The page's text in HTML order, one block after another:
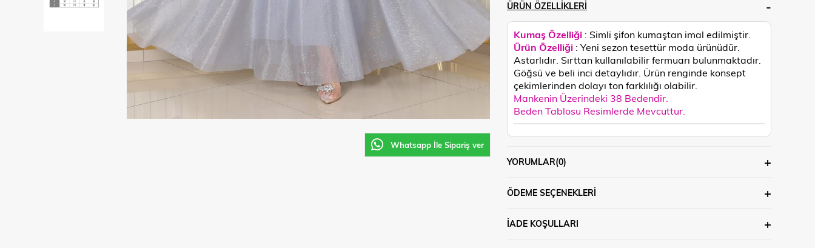
Whatsapp İle Sipariş ver
ÜRÜN ÖZELLIKLERI
Kumaş Özelliği : Simli şifon kumaştan imal edilmiştir.
Ürün Özelliği : Yeni sezon tesettür moda ürünüdür.
Astarlıdır. Sırttan kullanılabilir fermuarı bulunmaktadır.
Göğsü ve beli inci detaylıdır. Ürün renginde konsept
çekimlerinden dolayı ton farklılığı olabilir.
Mankenin Üzerindeki 38 Bedendir.
Beden Tablosu Resimlerde Mevcuttur.
YORUMLAR(0)
ÖDEME SEÇENEKLERI
İADE KOŞULLARI